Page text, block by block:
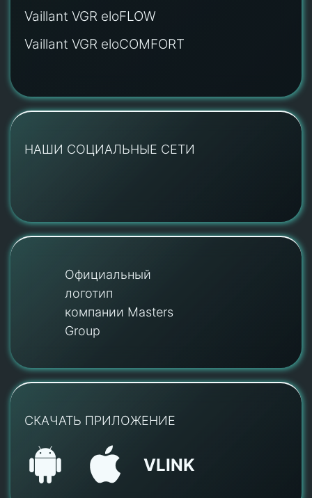
Vaillant VGR eloFLOW
Vaillant VGR eloCOMFORT
НАШИ СОЦИАЛЬНЫЕ СЕТИ
Официальный
логотип
компании Masters
Group
СКАЧАТЬ ПРИЛОЖЕНИЕ
VLINK